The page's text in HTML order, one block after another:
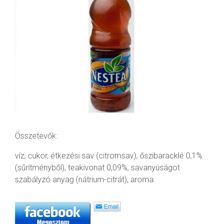
Összetevők:
víz, cukor, étkezési sav (citromsav), őszibaracklé 0,1%
(sűrítményből), teakivonat 0,09%, savanyúságot
szabályzó anyag (nátrium-citrát), aroma